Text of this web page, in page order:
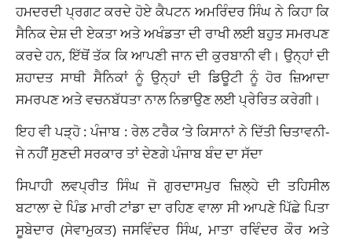
ਹਮਦਰਦੀ ਪ੍ਰਗਟ ਕਰਦੇ ਹੋਏ ਕੈਪਟਨ ਅਮਰਿੰਦਰ ਸਿੰਘ ਨੇ ਕਿਹਾ ਕਿ
ਸੈਨਿਕ ਦੇਸ਼ ਦੀ ਏਕਤਾ ਅਤੇ ਅਖੰਡਤਾ ਦੀ ਰਾਖੀ ਲਈ ਬਹੁਤ ਸਮਰਪਣ
ਕਰਦੇ ਹਨ, ਇੱਥੋਂ ਤੱਕ ਕਿ ਆਪਣੀ ਜਾਨ ਦੀ ਕੁਰਬਾਨੀ ਵੀ। ਉਨ੍ਹਾਂ ਦੀ
ਸ਼ਹਾਦਤ ਸਾਥੀ ਸੈਨਿਕਾਂ ਨੂੰ ਉਨ੍ਹਾਂ ਦੀ ਡਿਊਟੀ ਨੂੰ ਹੋਰ ਜ਼ਿਆਦਾ
ਸਮਰਪਣ ਅਤੇ ਵਚਨਬੱਧਤਾ ਨਾਲ ਨਿਭਾਉਣ ਲਈ ਪ੍ਰੇਰਿਤ ਕਰੇਗੀ।
ਇਹ ਵੀ ਪੜ੍ਹੋ :ਪੰਜਾਬ : ਰੇਲ ਟਰੈਕ ‘ਤੇ ਕਿਸਾਨਾਂ ਨੇ ਦਿੱਤੀ ਚਿਤਾਵਨੀ-
ਜੇ ਨਹੀਂ ਸੁਣਦੀ ਸਰਕਾਰ ਤਾਂ ਦੇਣਗੇ ਪੰਜਾਬ ਬੰਦ ਦਾ ਸੱਦਾ
ਸਿਪਾਹੀ ਲਵਪ੍ਰੀਤ ਸਿੰਘ ਜੋ ਗੁਰਦਾਸਪੁਰ ਜ਼ਿਲ੍ਹੇ ਦੀ ਤਹਿਸੀਲ
ਬਟਾਲਾ ਦੇ ਪਿੰਡ ਮਾਰੀ ਟਾਂਡਾ ਦਾ ਰਹਿਣ ਵਾਲਾ ਸੀ ਆਪਣੇ ਪਿੱਛੇ ਪਿਤਾ
ਸੂਬੇਦਾਰ (ਸੇਵਾਮੁਕਤ) ਜਸਵਿੰਦਰ ਸਿੰਘ, ਮਾਤਾ ਰਵਿੰਦਰ ਕੌਰ ਅਤੇ